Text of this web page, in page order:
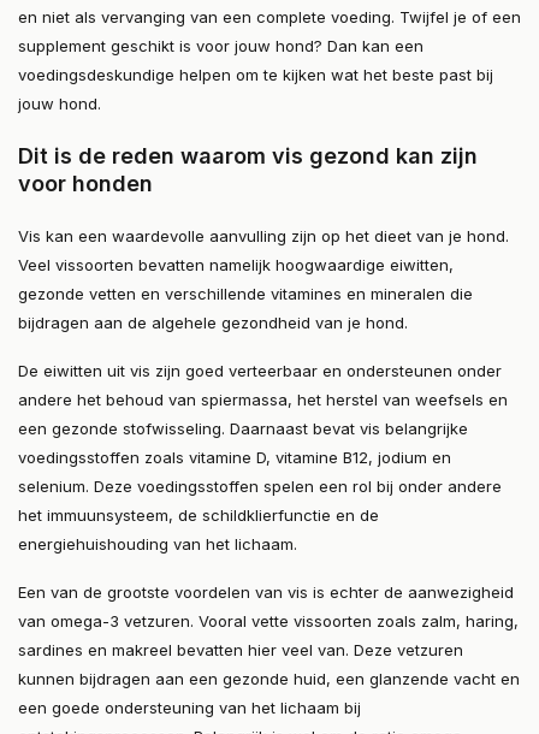
en niet als vervanging van een complete voeding. Twijfel je of een
supplement geschikt is voor jouw hond? Dan kan een
voedingsdeskundige helpen om te kijken wat het beste past bij
jouw hond.
Dit is de reden waarom vis gezond kan zijn
voor honden
Vis kan een waardevolle aanvulling zijn op het dieet van je hond.
Veel vissoorten bevatten namelijk hoogwaardige eiwitten,
gezonde vetten en verschillende vitamines en mineralen die
bijdragen aan de algehele gezondheid van je hond.
De eiwitten uit vis zijn goed verteerbaar en ondersteunen onder
andere het behoud van spiermassa, het herstel van weefsels en
een gezonde stofwisseling. Daarnaast bevat vis belangrijke
voedingsstoffen zoals vitamine D, vitamine B12, jodium en
selenium. Deze voedingsstoffen spelen een rol bij onder andere
het immuunsysteem, de schildklierfunctie en de
energiehuishouding van het lichaam.
Een van de grootste voordelen van vis is echter de aanwezigheid
van omega-3 vetzuren. Vooral vette vissoorten zoals zalm, haring,
sardines en makreel bevatten hier veel van. Deze vetzuren
kunnen bijdragen aan een gezonde huid, een glanzende vacht en
een goede ondersteuning van het lichaam bij